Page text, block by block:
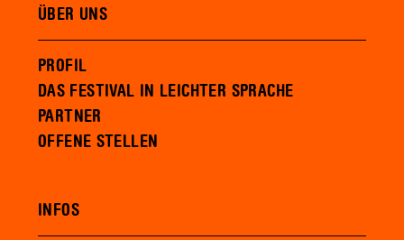
ÜBER UNS
PROFIL
DAS FESTIVAL IN LEICHTER SPRACHE
PARTNER
OFFENE STELLEN
INFOS